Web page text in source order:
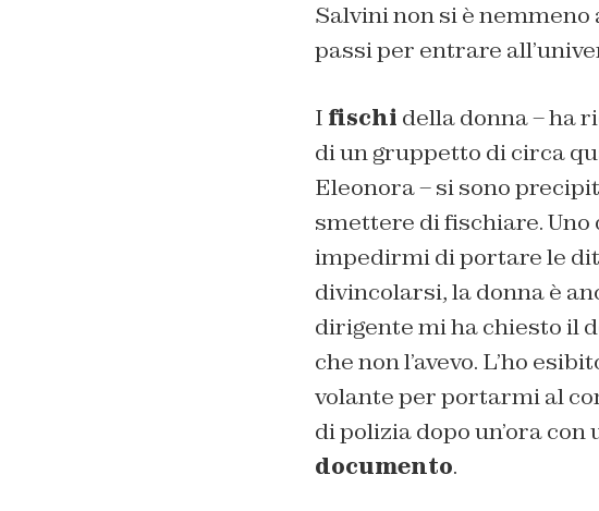
Salvini non si è
passi per entrare
I fischi della donna – ha
di un gruppetto di circa
Eleonora –si sono
smettere di fischiare.
impedirmi di portare le
divincolarsi, la donna è
dirigente mi ha chiesto il
che non l’avevo. L’ho
volante per portarmi al
di polizia dopo un’ora con
documento.